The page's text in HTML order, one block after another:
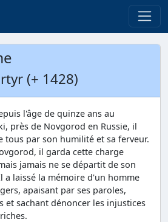
(+ 1428)
l'âge de quinze ans au
près de Novgorod en Russie, il
tous par son humilité et sa ferveur.
il garda cette charge
jamais ne se départit de son
a laissé la mémoire d'un homme
apaisant par ses paroles,
et sachant dénoncer les injustices